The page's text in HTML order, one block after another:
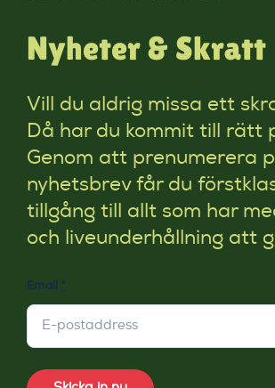
Nyheter & Skratt
Vill du aldrig missa ett
Då har du kommit till rätt
Genom att prenumerera
nyhetsbrev får du
tillgång till allt som har
och liveunderhållning att
Email *